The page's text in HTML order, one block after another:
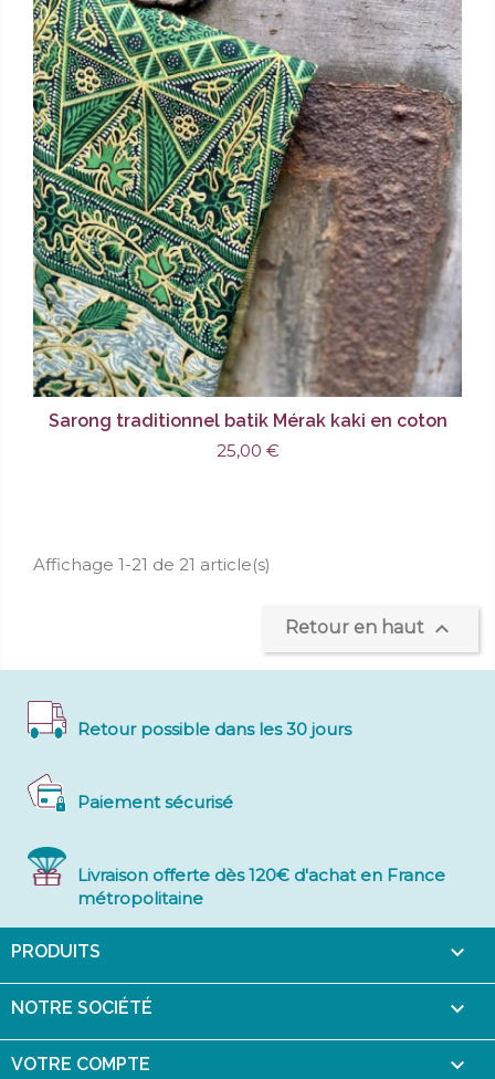
Sarong traditionnel batik Mérak kaki en coton
25,00 €
Affichage 1-21 de 21 article(s)
Retour en haut 
Retour possible dans les 30 jours
Paiement sécurisé
Livraison offerte dès 120€ d'achat en France
métropolitaine
PRODUITS 
NOTRE SOCIÉTÉ 
VOTRE COMPTE 